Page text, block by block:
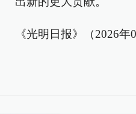
《光明日报》（2026年